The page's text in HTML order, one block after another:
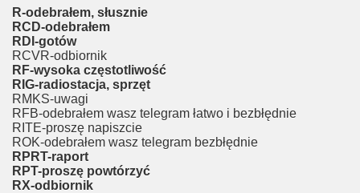
R-odebrałem, słusznie
RCD-odebrałem
RDI-gotów
RCVR-odbiornik
RF-wysoka częstotliwość
RIG-radiostacja, sprzęt
RMKS-uwagi
RFB-odebrałem wasz telegram łatwo i bezbłędnie
RITE-proszę napiszcie
ROK-odebrałem wasz telegram bezbłędnie
RPRT-raport
RPT-proszę powtórzyć
RX-odbiornik